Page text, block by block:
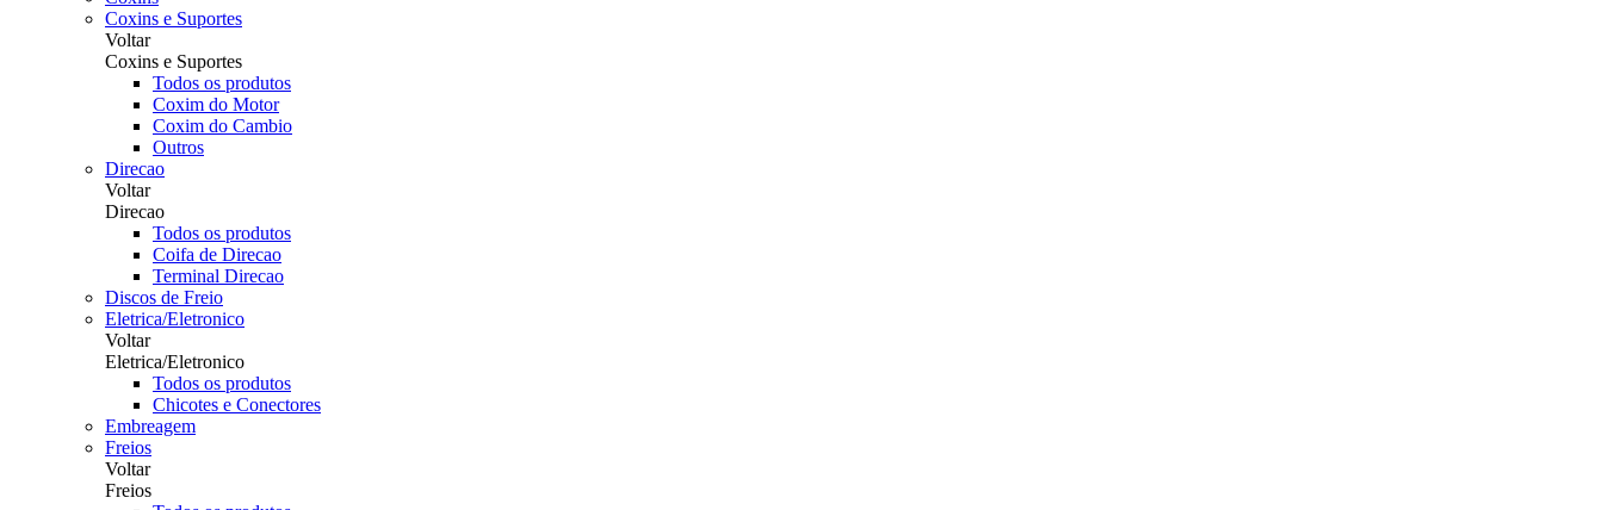
Coxins e Suportes
Voltar
Coxins e Suportes
Todos os produtos
Coxim do Motor
Coxim do Cambio
Outros
Direcao
Voltar
Direcao
Todos os produtos
Coifa de Direcao
Terminal Direcao
Discos de Freio
Eletrica/Eletronico
Voltar
Eletrica/Eletronico
Todos os produtos
Chicotes e Conectores
Embreagem
Freios
Voltar
Freios